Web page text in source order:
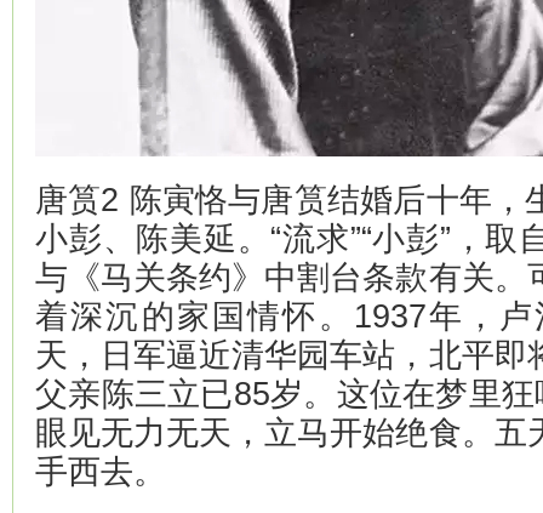
唐筼2 陈寅恪与唐筼结婚后十年，
小彭、陈美延。“流求”“小彭”，
与《马关条约》中割台条款有关。
着深沉的家国情怀。1937年，
天，日军逼近清华园车站，北平即
父亲陈三立已85岁。这位在梦里狂
眼见无力无天，立马开始绝食。五
手西去。